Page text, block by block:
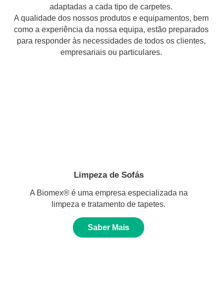
adaptadas a cada tipo de carpetes.
A qualidade dos nossos produtos e equipamentos, bem
como a experiência da nossa equipa, estão preparados
para responder às necessidades de todos os clientes,
empresariais ou particulares.
Limpeza de Sofás
A Biomex® é uma empresa especializada na
limpeza e tratamento de tapetes.
Saber Mais